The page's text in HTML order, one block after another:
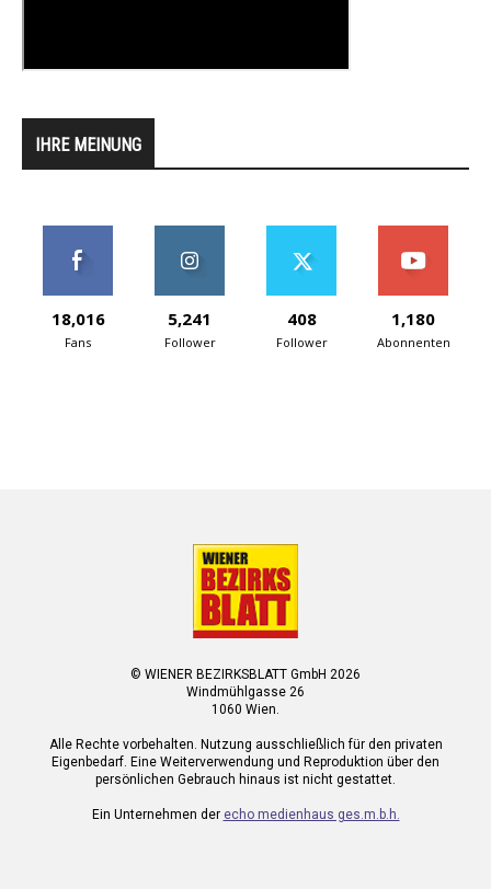
IHRE MEINUNG
18,016
Fans
5,241
Follower
408
Follower
1,180
Abonnenten
© WIENER BEZIRKSBLATT GmbH 2026
Windmühlgasse 26
1060 Wien.
Alle Rechte vorbehalten. Nutzung ausschließlich für den privaten
Eigenbedarf. Eine Weiterverwendung und Reproduktion über den
persönlichen Gebrauch hinaus ist nicht gestattet.
Ein Unternehmen der echo medienhaus ges.m.b.h.